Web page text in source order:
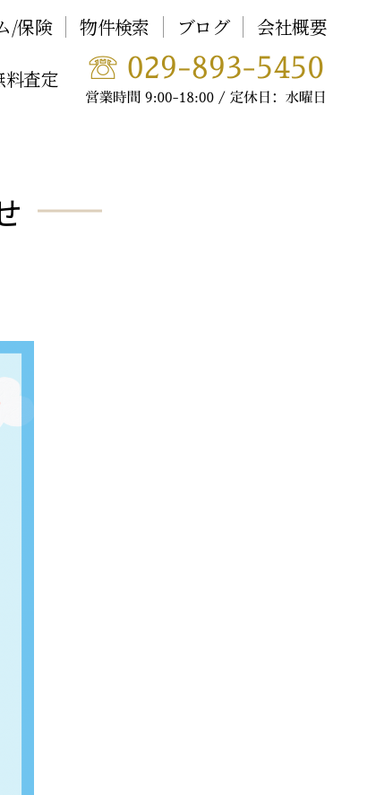
/保険 物件検索 ブログ
会社概要
料査定